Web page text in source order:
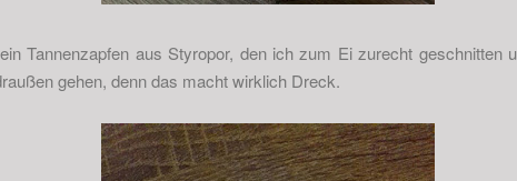
Tannenzapfen aus Styropor, den ich zum Ei zurecht geschnitten
gehen, denn das macht wirklich Dreck.